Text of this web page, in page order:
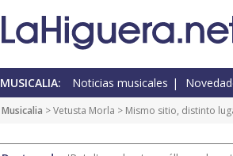
MUSICALIA: Noticias musicales
Musicalia >Vetusta Morla > Mismo sitio, distinto